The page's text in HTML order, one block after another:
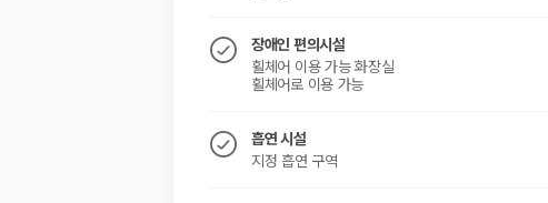
장애인 편의시설
휠체어 이용 가능 화장실
휠체어로 이용 가능
흡연 시설
지정 흡연 구역